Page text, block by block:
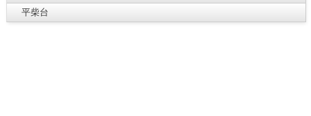
平柴台